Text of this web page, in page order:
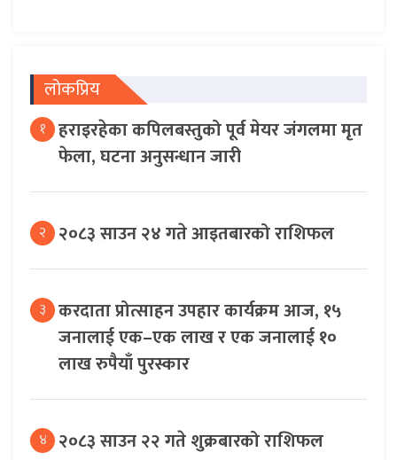
लोकप्रिय
१ हराइरहेका कपिलबस्तुको पूर्व मेयर जंगलमा मृत
फेला, घटना अनुसन्धान जारी
२ २०८३ साउन २४ गते आइतबारको राशिफल
३ करदाता प्रोत्साहन उपहार कार्यक्रम आज, १५
जनालाई एक–एक लाख र एक जनालाई १०
लाख रुपैयाँ पुरस्कार
४ २०८३ साउन २२ गते शुक्रबारको राशिफल